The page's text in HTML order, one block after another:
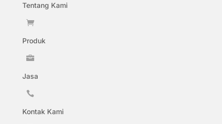
Tentang Kami

Produk

Jasa

Kontak Kami